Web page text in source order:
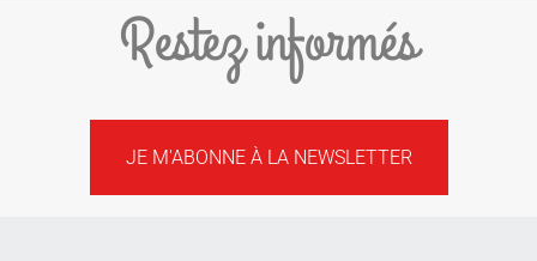
Restez informés
JE M'ABONNE À LA NEWSLETTER